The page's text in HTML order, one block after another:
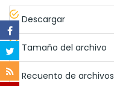
Descargar
Tamaño del archivo
Recuento de archivos